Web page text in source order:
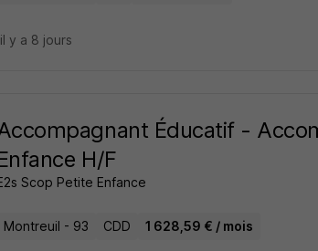
il y a 8 jours
Éducatif -
H/F
Scop Petite Enfance
Montreuil - 93 CDD 1 628,59 € / mois